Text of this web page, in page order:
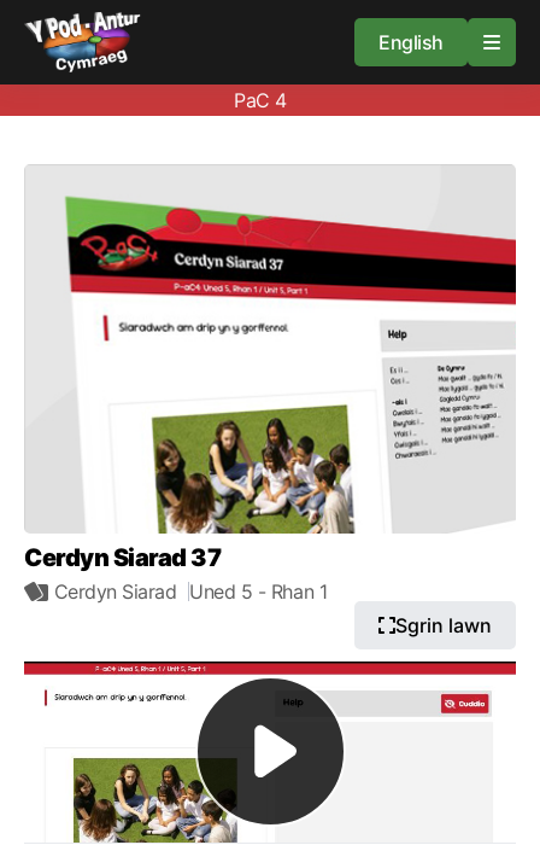
Amdan
English
PaC 4
Cerdyn Siarad 37
Cerdyn Siarad Uned 5 - Rhan 1
Sgrin lawn